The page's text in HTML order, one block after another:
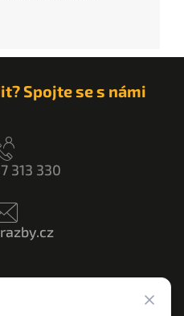
Spojte se s námi
313 330